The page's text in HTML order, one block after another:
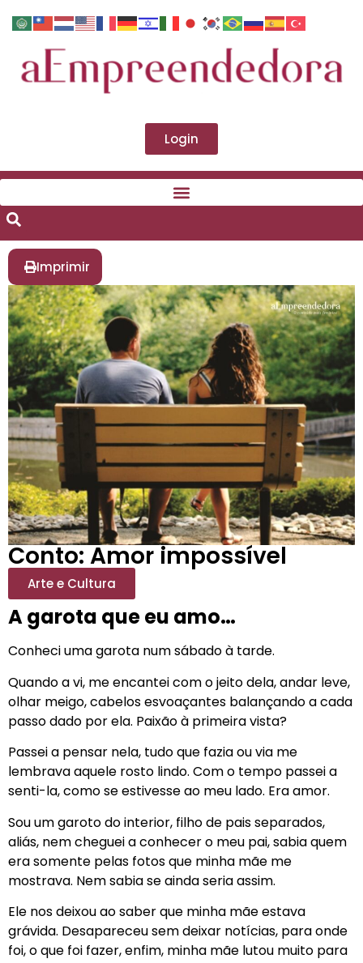
Login
Imprimir
Conto: Amor impossível
Arte e Cultura
A garota que eu amo…
Conheci uma garota num sábado à tarde.
Quando a vi, me encantei com o jeito dela, andar leve,
olhar meigo, cabelos esvoaçantes balançando a cada
passo dado por ela. Paixão à primeira vista?
Passei a pensar nela, tudo que fazia ou via me
lembrava aquele rosto lindo. Com o tempo passei a
senti-la, como se estivesse ao meu lado. Era amor.
Sou um garoto do interior, filho de pais separados,
aliás, nem cheguei a conhecer o meu pai, sabia quem
era somente pelas fotos que minha mãe me
mostrava. Nem sabia se ainda seria assim.
Ele nos deixou ao saber que minha mãe estava
grávida. Desapareceu sem deixar notícias, para onde
foi, o que foi fazer, enfim, minha mãe lutou muito para